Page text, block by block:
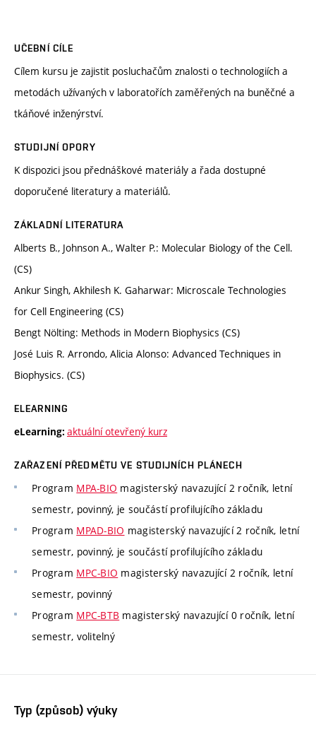
UČEBNÍ CÍLE
Cílem kursu je zajistit posluchačům znalosti o technologiích a
metodách užívaných v laboratořích zaměřených na buněčné a
tkáňové inženýrství.
STUDIJNÍ OPORY
K dispozici jsou přednáškové materiály a řada dostupné
doporučené literatury a materiálů.
ZÁKLADNÍ LITERATURA
Alberts B., Johnson A., Walter P.: Molecular Biology of the Cell.
(CS)
Ankur Singh, Akhilesh K. Gaharwar: Microscale Technologies
for Cell Engineering (CS)
Bengt Nölting: Methods in Modern Biophysics (CS)
José Luis R. Arrondo, Alicia Alonso: Advanced Techniques in
Biophysics. (CS)
ELEARNING
eLearning: aktuální otevřený kurz
ZAŘAZENÍ PŘEDMĚTU VE STUDIJNÍCH PLÁNECH
Program MPA-BIO magisterský navazující 2 ročník, letní
semestr, povinný, je součástí profilujícího základu
Program MPAD-BIO magisterský navazující 2 ročník, letní
semestr, povinný, je součástí profilujícího základu
Program MPC-BIO magisterský navazující 2 ročník, letní
semestr, povinný
Program MPC-BTB magisterský navazující 0 ročník, letní
semestr, volitelný
Typ (způsob) výuky